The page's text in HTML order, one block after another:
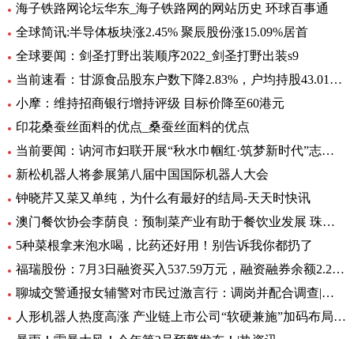
海子铁路网论坛华东_海子铁路网的网站历史 环球百事通
全球简讯:半导体板块涨2.45% 聚辰股份涨15.09%居首
全球要闻：剑圣打野出装顺序2022_剑圣打野出装s9
当前速看：甘源食品股东户数下降2.83%，户均持股43.01万元
小摩：维持招商银行增持评级 目标价降至60港元
印花桑蚕丝面料的优点_桑蚕丝面料的优点
当前要闻：讷河市妇联开展“秋水巾帼红·筑梦新时代”志愿服务活动
新松机器人将参展第八届中国国际机器人大会
钟晓芹又菜又单纯，为什么有最好的结局-天天时快讯
澳门餐饮协会李荫良：预制菜产业有助于餐饮业发展 珠澳要优势互补 焦点
5种菜根拿来泡水喝，比药还好用！别告诉我你都扔了
福瑞股份：7月3日融资买入537.59万元，融资融券余额2.29亿元
聊城交警通报女辅警对市民过激言行：调岗并配合调查|环球快资讯
人形机器人热度高涨 产业链上市公司“软硬兼施”加码布局|环球播资讯